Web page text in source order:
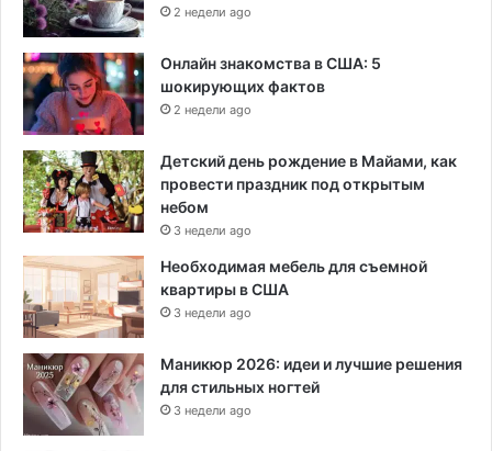
2 недели ago
Онлайн знакомства в США: 5
шокирующих фактов
2 недели ago
Детский день рождение в Майами, как
провести праздник под открытым
небом
3 недели ago
Необходимая мебель для съемной
квартиры в США
3 недели ago
Маникюр 2026: идеи и лучшие решения
для стильных ногтей
3 недели ago